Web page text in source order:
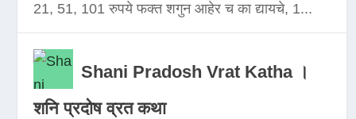
21, 51, 101 रुपये फक्त शगुन आहेर च का द्यायचे, 1...
Shani Pradosh Vrat Katha ।
शनि प्रदोष व्रत कथा